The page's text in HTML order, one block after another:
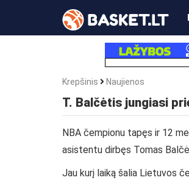
Krepšinis Naujienos
T. Balčėtis jungiasi
NBA čempionu tapęs ir 12
asistentu dirbęs Tomas
Jau kurį laiką šalia Lietuvos